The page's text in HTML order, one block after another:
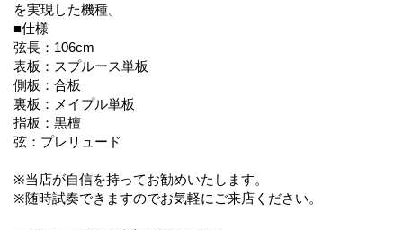
を実現した機種。
■仕様
弦長：106cm
表板：スプルース単板
側板：合板
裏板：メイプル単板
指板：黒檀
弦：プレリュード
※当店が自信を持ってお勧めいたします。
※随時試奏できますのでお気軽にご来店ください。